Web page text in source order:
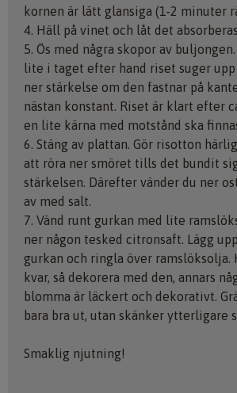
kornen är lätt glansiga (1-2 minuter
4. Häll på vinet och låt det
5. Ös med några skopor av
lite i taget efter hand riset suger upp
ner stärkelse om den fastnar på
nästan konstant. Riset är klart efter
en lite kärna med motstånd ska
6. Stäng av plattan. Gör risotton
att röra ner smöret tills det bundit
stärkelsen. Därefter vänder du ner
av med salt.
7. Vänd runt gurkan med lite
ner någon tesked citronsaft. Lägg
gurkan och ringla över ramslöksolja.
kvar, så dekorera med den, annars
blomma är läckert och dekorativt.
bara bra ut, utan skänker ytterligare
Smaklig njutning!